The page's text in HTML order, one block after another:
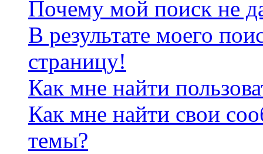
Почему мой поиск не
В результате моего
страницу!
Как мне найти
Как мне найти свои
темы?